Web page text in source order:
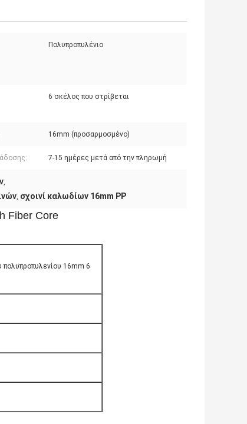
Πολυπροπυλένιο
6 σκέλος που στρίβεται
16mm (προσαρμοσμένο)
7-15 ημέρες μετά από την πληρωμή
,
, σχοινί καλωδίων 16mm PP
Fiber Core
16mm 6